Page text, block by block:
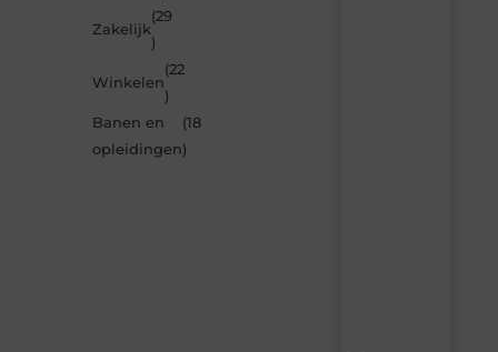
Zakelijk
(29
)
Winkelen
(22
)
Banen en
opleidingen
(18
)